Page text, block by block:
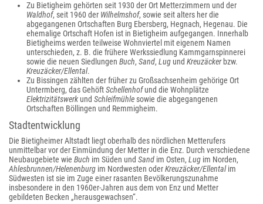
Zu Bietigheim gehörten seit 1930 der Ort Metterzimmern und der
Waldhof, seit 1960 der Wilhelmshof, sowie seit alters her die
abgegangenen Ortschaften Burg Ebersberg, Hegnach, Hegenau. Die
ehemalige Ortschaft Hofen ist in Bietigheim aufgegangen. Innerhalb
Bietigheims werden teilweise Wohnviertel mit eigenem Namen
unterschieden, z. B. die frühere Werkssiedlung Kammgarnspinnerei
sowie die neuen Siedlungen Buch, Sand, Lug und Kreuzäckerbzw.
Kreuzäcker/Ellental.
Zu Bissingen zählten der früher zu Großsachsenheim gehörige Ort
Untermberg, das GehöftSchellenhofund die Wohnplätze
Elektrizitätswerk und Schleifmühle sowie die abgegangenen
Ortschaften Böllingen und Remmigheim.
Stadtentwicklung
Die Bietigheimer Altstadt liegt oberhalb des nördlichen Metterufers
unmittelbar vor der Einmündung der Metter in die Enz. Durch verschiedene
Neubaugebiete wie Buch im Süden und Sand im Osten, Lug im Norden,
Ahlesbrunnen/Helenenburg im Nordwesten oderKreuzäcker/Ellentalim
Südwesten ist sie im Zuge einer rasanten Bevölkerungszunahme
insbesondere in den 1960er-Jahren aus dem von Enz und Metter
gebildeten Becken „herausgewachsen“.